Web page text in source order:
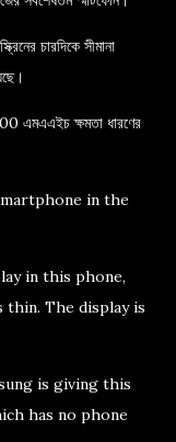
চারদিকে সীমানা
এমএএইচ ক্ষমতা ধারণের
in the
in this phone,
The display is
is giving this
has no phone